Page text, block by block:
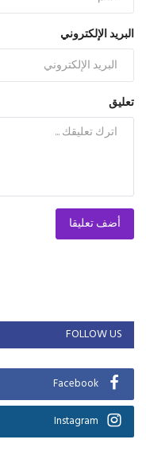
البريد الإلكتروني
تعليق
أضف تعليقا
FOLLOW US
Facebook
Instagram